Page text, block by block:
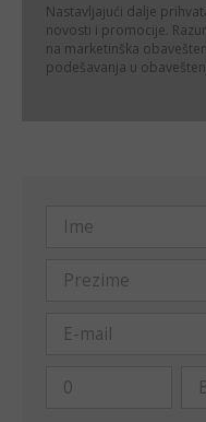
Nastavljajući dalje
novosti i promocije.
na marketinška
podešavanja u